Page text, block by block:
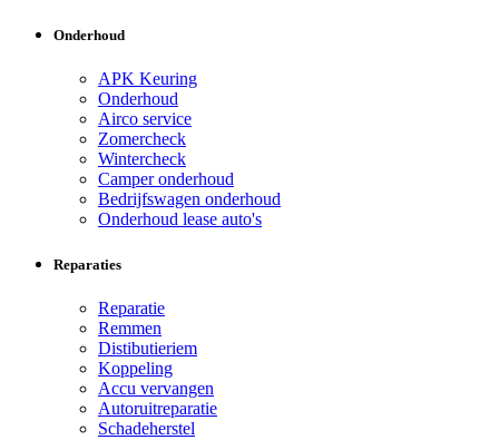
Onderhoud
APK Keuring
Onderhoud
Airco service
Zomercheck
Wintercheck
Camper onderhoud
Bedrijfswagen onderhoud
Onderhoud lease auto's
Reparaties
Reparatie
Remmen
Distibutieriem
Koppeling
Accu vervangen
Autoruitreparatie
Schadeherstel